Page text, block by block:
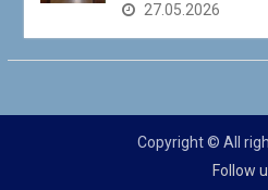
27.05.2026
Copyright © All
Follow